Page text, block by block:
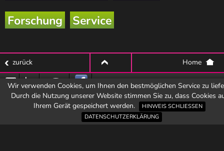
Wir verwenden Cookies, um Ihnen den bestmöglichen Service zu
Durch die Nutzung unserer Website stimmen Sie zu, dass Cookies
Ihrem Gerät gespeichert werden.
HINWEIS SCHLIESSEN
DATENSCHUTZERKLÄRUNG
Forschung
Service
zurück top
Home
Email
Zu
den
Hotline